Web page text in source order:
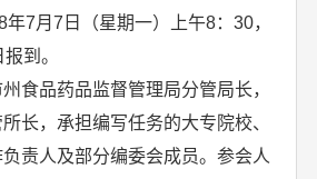
7月7日（星期一）上午8：30，
到。
食品药品监督管理局分管局长，
长，承担编写任务的大专院校、
责人及部分编委会成员。参会人